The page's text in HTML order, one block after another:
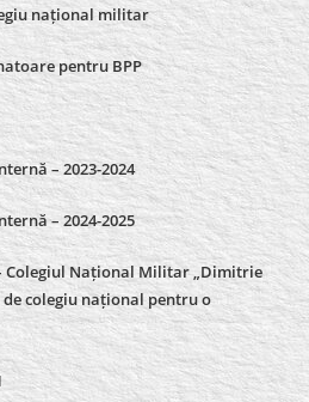
național militar
pentru BPP
– 2023-2024
–2024-2025
Colegiul Național Militar „Dimitrie
colegiu național pentru o